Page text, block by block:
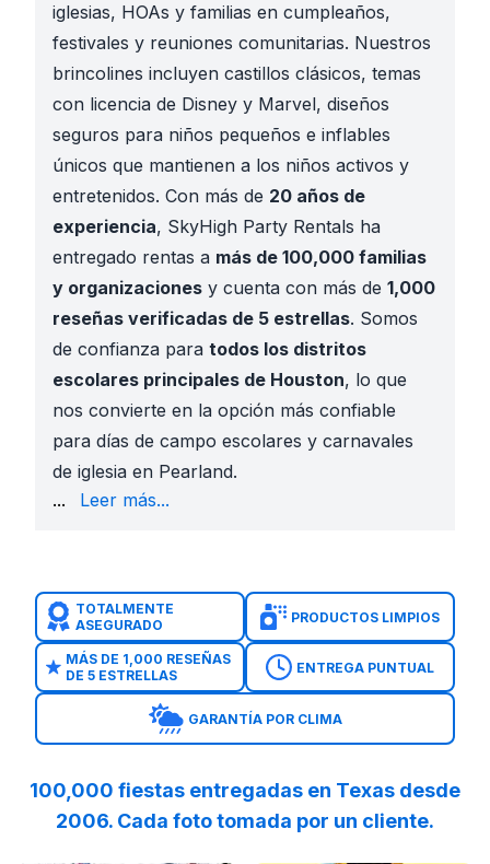
iglesias, HOAs y familias en cumpleaños,
festivales y reuniones comunitarias. Nuestros
brincolines incluyen castillos clásicos, temas
con licencia de Disney y Marvel, diseños
seguros para niños pequeños e inflables
únicos que mantienen a los niños activos y
entretenidos. Con más de 20 años de
experiencia, SkyHigh Party Rentals ha
entregado rentas a más de 100,000 familias
y organizaciones y cuenta con más de 1,000
reseñas verificadas de 5 estrellas. Somos
de confianza para todos los distritos
escolares principales de Houston, lo que
nos convierte en la opción más confiable
para días de campo escolares y carnavales
de iglesia en Pearland.
que puedas planificar tu espacio antes de
Personal con Antecedentes Verificados
: Los
Horarios Flexibles
: Entrega el día anterior,
Documentación de Seguro: Certificados
Castillos Clásicos
: Brincolines multicolor y
Temas de Personajes: Spider-Man, Frozen, Star
Opciones Únicas
: Camión Monster Truck,
Toboganes acuáticos en Pearland .
Combos con toboganes en Pearland
... Leer más...
TOTALMENTE
ASEGURADO
PRODUCTOS LIMPIOS
MÁS DE 1,000 RESEÑAS
DE 5 ESTRELLAS
ENTREGA PUNTUAL
GARANTÍA POR CLIMA
100,000 fiestas entregadas en Texas desde
2006. Cada foto tomada por un cliente.